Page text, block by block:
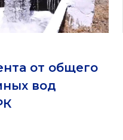
от общего
вод